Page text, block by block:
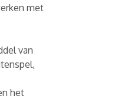
met
van
het